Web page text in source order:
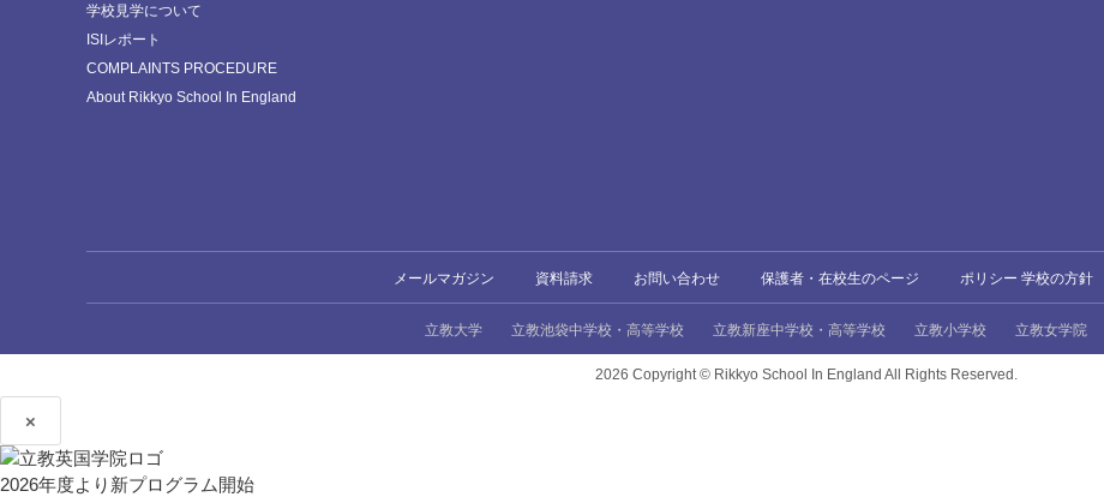
学校見学について
ISIレポート
COMPLAINTS PROCEDURE
About Rikkyo School In England
メールマガジン 資料請求 お問い合わせ 保護者・在校生のページ ポリシー 学校の方針
立教大学 立教池袋中学校・高等学校 立教新座中学校・高等学校 立教小学校 立教女学院
2026 Copyright © Rikkyo School In England All Rights Reserved.
×
2026年度より新プログラム開始